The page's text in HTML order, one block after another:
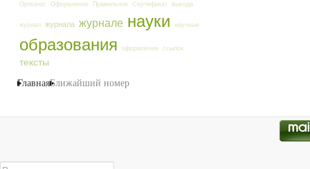
Оргвзнос Оформление Правильное Сертификат выхода
журнал журнала журнале науки научные
образования оформление ссылок
тексты
ГлавнаяБлижайший номер